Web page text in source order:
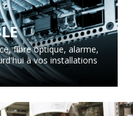
fibre optique, alarme,
à vos installations